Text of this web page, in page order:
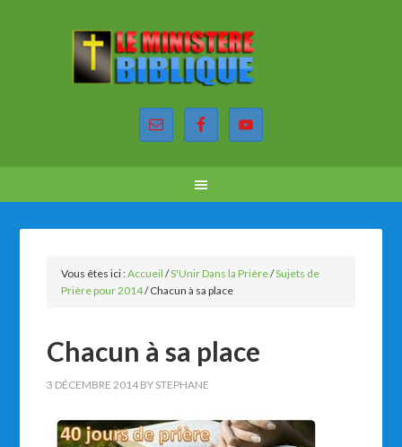
Vous êtes ici :Accueil /S'Unir Dans la Prière/Sujets de
Prière pour 2014/Chacun à sa place
Chacun à sa place
3 DÉCEMBRE 2014 BY STEPHANE